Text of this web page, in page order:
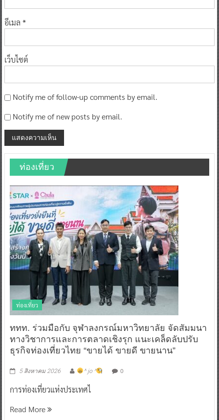
อีเมล *
เว็บไซต์
Notify me of follow-up comments by email.
Notify me of new posts by email.
ท่องเที่ยว
ท่องเที่ยว
ททท. ร่วมมือกับ จุฬาลงกรณ์มหาวิทยาลัย จัดสัมมนา
ทางวิชาการและการตลาดเชิงรุก แนะเคล็ดลับปรับ
ธุรกิจท่องเที่ยวไทย “ขายได้ ขายดี ขายนาน”
5 สิงหาคม 2026 ^ jo ^ 0
การท่องเที่ยวแห่งประเทศไ
Read More